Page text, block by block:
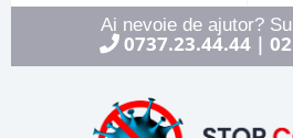
Ai nevoie de ajutor?
0737.23.44.44|